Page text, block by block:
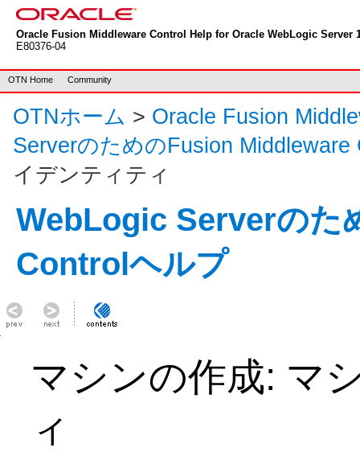
Oracle Fusion Middleware Control Help for Oracle WebLogic Server
E80376-04
OTN Home Community
OTNホーム > Oracle Fusion
ServerのためのFusion Middleware
イデンティティ
WebLogic Serverのた
Controlヘルプ
マシンの作成: マ
ィ